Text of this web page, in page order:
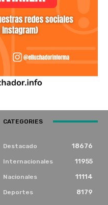
CATEGORIES
Destacado 18676
Internacionales 11955
Nacionales 11114
Deportes 8179